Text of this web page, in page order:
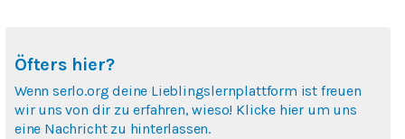
Öfters hier?
Wenn serlo.org deine Lieblingslernplattform ist freuen
wir uns von dir zu erfahren, wieso! Klicke hier um uns
eine Nachricht zu hinterlassen.